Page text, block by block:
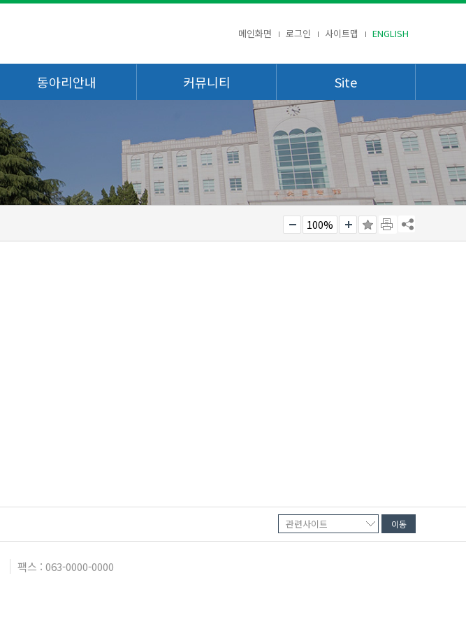
메인화면 로그인 사이트맵 ENGLISH
동아리안내 커뮤니티 Site
100%
팩스 : 063-0000-0000